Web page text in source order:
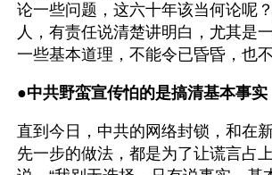
论一些问题，这六十年该当何论呢
人，有责任说清楚讲明白，尤其是
一些基本道理，不能令已昏昏，也
●中共野蛮宣传怕的是搞清基本事实
直到今日，中共的网络封锁，和在
先一步的做法，都是为了让谎言占